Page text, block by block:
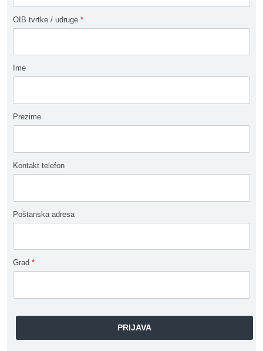
OIB tvrtke / udruge *
Ime
Prezime
Kontakt telefon
Poštanska adresa
Grad *